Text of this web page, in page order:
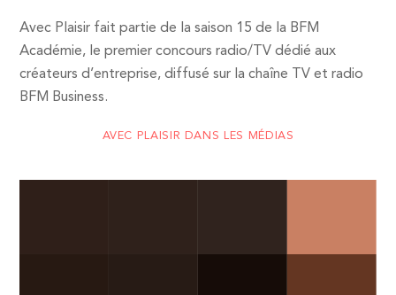
Avec Plaisir fait partie de la saison 15 de la BFM
Académie, le premier concours radio/TV dédié aux
créateurs d’entreprise, diffusé sur la chaîne TV et radio
BFM Business.
AVEC PLAISIR DANS LES MÉDIAS